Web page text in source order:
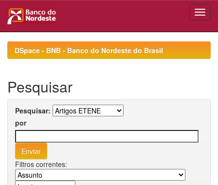
navigationDSpace - BNB - Banco do Nordeste do Brasil
Pesquisar
Pesquisar:
por
Filtros correntes: